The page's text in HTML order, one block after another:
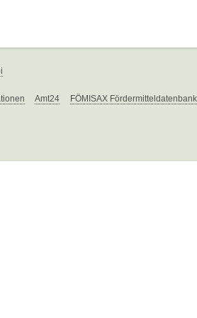
Amt24 FÖMISAX Fördermitteldatenbank